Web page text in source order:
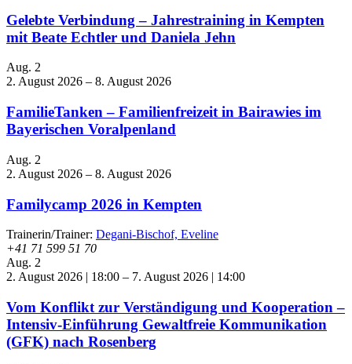
Gelebte Verbindung – Jahrestraining in Kempten
mit Beate Echtler und Daniela Jehn
Aug. 2
2. August 2026 – 8. August 2026
FamilieTanken – Familienfreizeit in Bairawies im
Bayerischen Voralpenland
Aug. 2
2. August 2026 – 8. August 2026
Familycamp 2026 in Kempten
Trainerin/Trainer: Degani-Bischof, Eveline
+41 71 599 51 70
Aug. 2
2. August 2026 | 18:00 – 7. August 2026 | 14:00
Vom Konflikt zur Verständigung und Kooperation –
Intensiv-Einführung Gewaltfreie Kommunikation
(GFK) nach Rosenberg